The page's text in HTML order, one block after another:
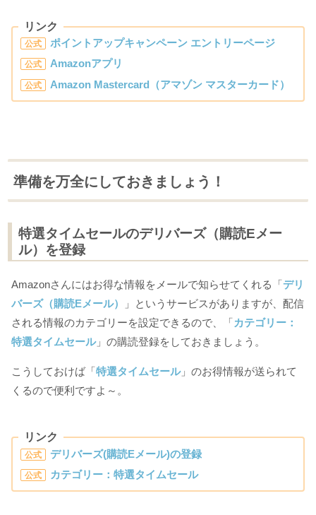
リンク
公式 ポイントアップキャンペーン エントリーページ
公式 Amazonアプリ
公式 Amazon Mastercard（アマゾン マスターカード）
準備を万全にしておきましょう！
特選タイムセールのデリバーズ（購読Eメー
ル）を登録
Amazonさんにはお得な情報をメールで知らせてくれる「デリ
バーズ（購読Eメール）
」というサービスがありますが、配信
される情報のカテゴリーを設定できるので、「カテゴリー：
特選タイムセール」の購読登録をしておきましょう。
こうしておけば「特選タイムセール」のお得情報が送られて
くるので便利ですよ～。
リンク
公式 デリバーズ(購読Eメール)の登録
公式 カテゴリー：特選タイムセール